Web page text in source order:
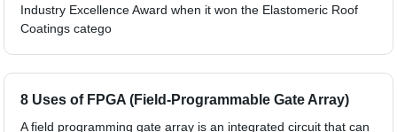
Industry Excellence Award when it won the Elastomeric Roof
Coatings catego
8 Uses of FPGA (Field-Programmable Gate Array)
A field programming gate array is an integrated circuit that can